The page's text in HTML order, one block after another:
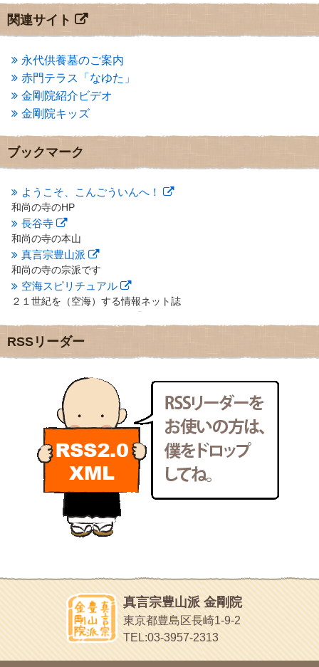
2013年7月
(7)
2013年6月 (6)
2013年5月(13)
2013年4月(1)
2013年3月
(4)
2013年2月(6)
2013年1月(6)
2012年12月(7)
2012年10月(5)
2012年9月
(8)
2012年7月
(10)
2012年6月(14)
2012年5月
2012年4月(16)
2012年3月 (17)
2012年2月(20)
2012年1月(25)
2011年12月(22)
2011年11月(28)
2011年10月(31)
2011年9月(24)
2011年8月(21)
2011年6月(13)
2011年5月
2011年4月
(17)
2011年3月(15)
2011年2月(22)
2011年1月(22)
2010年12月(21)
2010年11月
(14)
2010年9月(16)
(13)
2010年5月(22)
2010年4月(25)
2010年3月(22)
2010年2月
(23)
2010年1月(23)
2009年12月(18)
関連サイト
永代供養墓のご案内
赤門テラス「なゆた」
金剛院紹介ビデオ
金剛院キッズ
ブックマーク
ようこそ、こんごういんへ！
和尚の寺のHP
長谷寺
和尚の寺の本山
真言宗豊山派
和尚の寺の宗派です
空海スピリチュアル
２１世紀を（空海）する情報ネット誌
地域のライターさんです
小豆島 圓満寺
新聞屋の道具箱
新聞社で使われる用語の解説など
makotoさんの御符内巡礼記
東京の巡礼記です
POLYHEDON
いろいろなことが書いてあるよ
bunchan
あちこち行って！
目白鍼灸院
日本人の繊細な体質にあわせた、やさしく気持ちよい鍼灸治療で
ほうげん日記
放言じゃなくて和尚さんの名前だよ
面白いサイトみつけたよ。
ヘェ～という感じ
chocolab.Air♪DIALY
ラブラドールのワンちゃんがかわいいよ
RSSリーダー
真言宗豊山派 金剛院
東京都豊島区長崎1-9-2
TEL:03-3957-2313